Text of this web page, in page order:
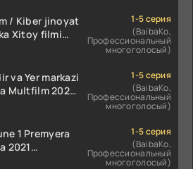
/ Kiber jinoyat
Xitoy filmi
O'zbekcha
1-5 серия
(BaibaKo,
Профессиональный
многоголосый)
va Yer markazi
Multfilm 2025
1-5 серия
(BaibaKo,
Профессиональный
многоголосый)
1 Premyera
2021
kino HD
1-5 серия
(BaibaKo,
Профессиональный
многоголосый)